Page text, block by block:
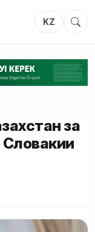
KZ
за